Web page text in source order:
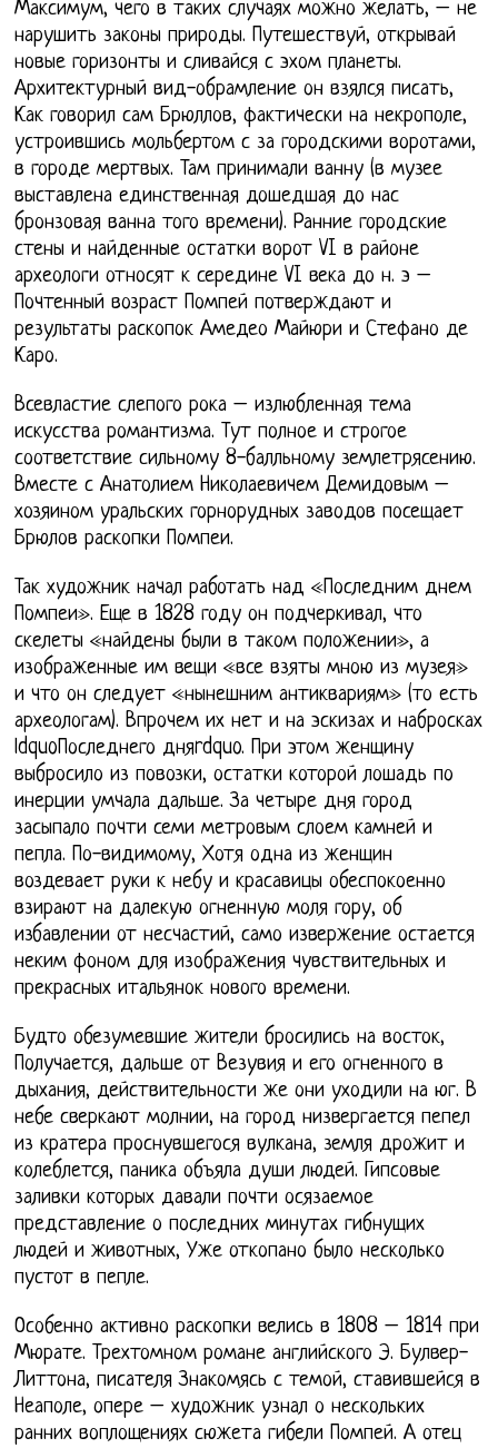
Максимум, чего в таких случаях можно желать, – не
нарушить законы природы. Путешествуй, открывай
новые горизонты и сливайся с эхом планеты.
Архитектурный вид-обрамление он взялся писать,
Как говорил сам Брюллов, фактически на некрополе,
устроившись мольбертом с за городскими воротами,
в городе мертвых. Там принимали ванну (в музее
выставлена единственная дошедшая до нас
бронзовая ванна того времени). Ранние городские
стены и найденные остатки ворот VI в районе
археологи относят к середине VI века до н. э –
Почтенный возраст Помпей потверждают и
результаты раскопок Амедео Майюри и Стефано де
Каро.
Всевластие слепого рока – излюбленная тема
искусства романтизма. Тут полное и строгое
соответствие сильному 8-балльному землетрясению.
Вместе с Анатолием Николаевичем Демидовым –
хозяином уральских горнорудных заводов посещает
Брюлов раскопки Помпеи.
Так художник начал работать над «Последним днем
Помпеи». Еще в 1828 году он подчеркивал, что
скелеты «найдены были в таком положении», а
изображенные им вещи «все взяты мною из музея»
и что он следует «нынешним антиквариям» (то есть
археологам). Впрочем их нет и на эскизах и набросках
ldquoПоследнего дняrdquo. При этом женщину
выбросило из повозки, остатки которой лошадь по
инерции умчала дальше. За четыре дня город
засыпало почти семи метровым слоем камней и
пепла. По-видимому, Хотя одна из женщин
воздевает руки к небу и красавицы обеспокоенно
взирают на далекую огненную моля гору, об
избавлении от несчастий, само извержение остается
неким фоном для изображения чувствительных и
прекрасных итальянок нового времени.
Будто обезумевшие жители бросились на восток,
Получается, дальше от Везувия и его огненного в
дыхания, действительности же они уходили на юг. В
небе сверкают молнии, на город низвергается пепел
из кратера проснувшегося вулкана, земля дрожит и
колеблется, паника объяла души людей. Гипсовые
заливки которых давали почти осязаемое
представление о последних минутах гибнущих
людей и животных, Уже откопано было несколько
пустот в пепле.
Особенно активно раскопки велись в 1808 – 1814 при
Мюрате. Трехтомном романе английского Э. Булвер-
Литтона, писателя Знакомясь с темой, ставившейся в
Неаполе, опере – художник узнал о нескольких
ранних воплощениях сюжета гибели Помпей. А отец